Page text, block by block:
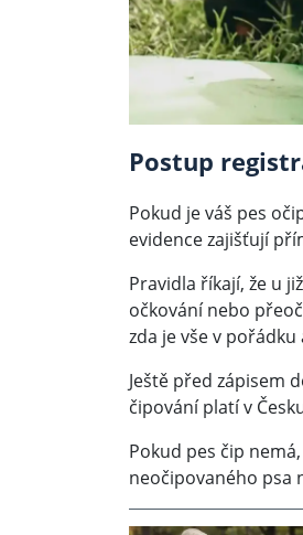
Postup
Pokud je váš pes
evidence zajišťují
Pravidla říkají, že u
očkování nebo
zda je vše v
Ještě před zápisem
čipování platí v
Pokud pes čip
neočipovaného psa